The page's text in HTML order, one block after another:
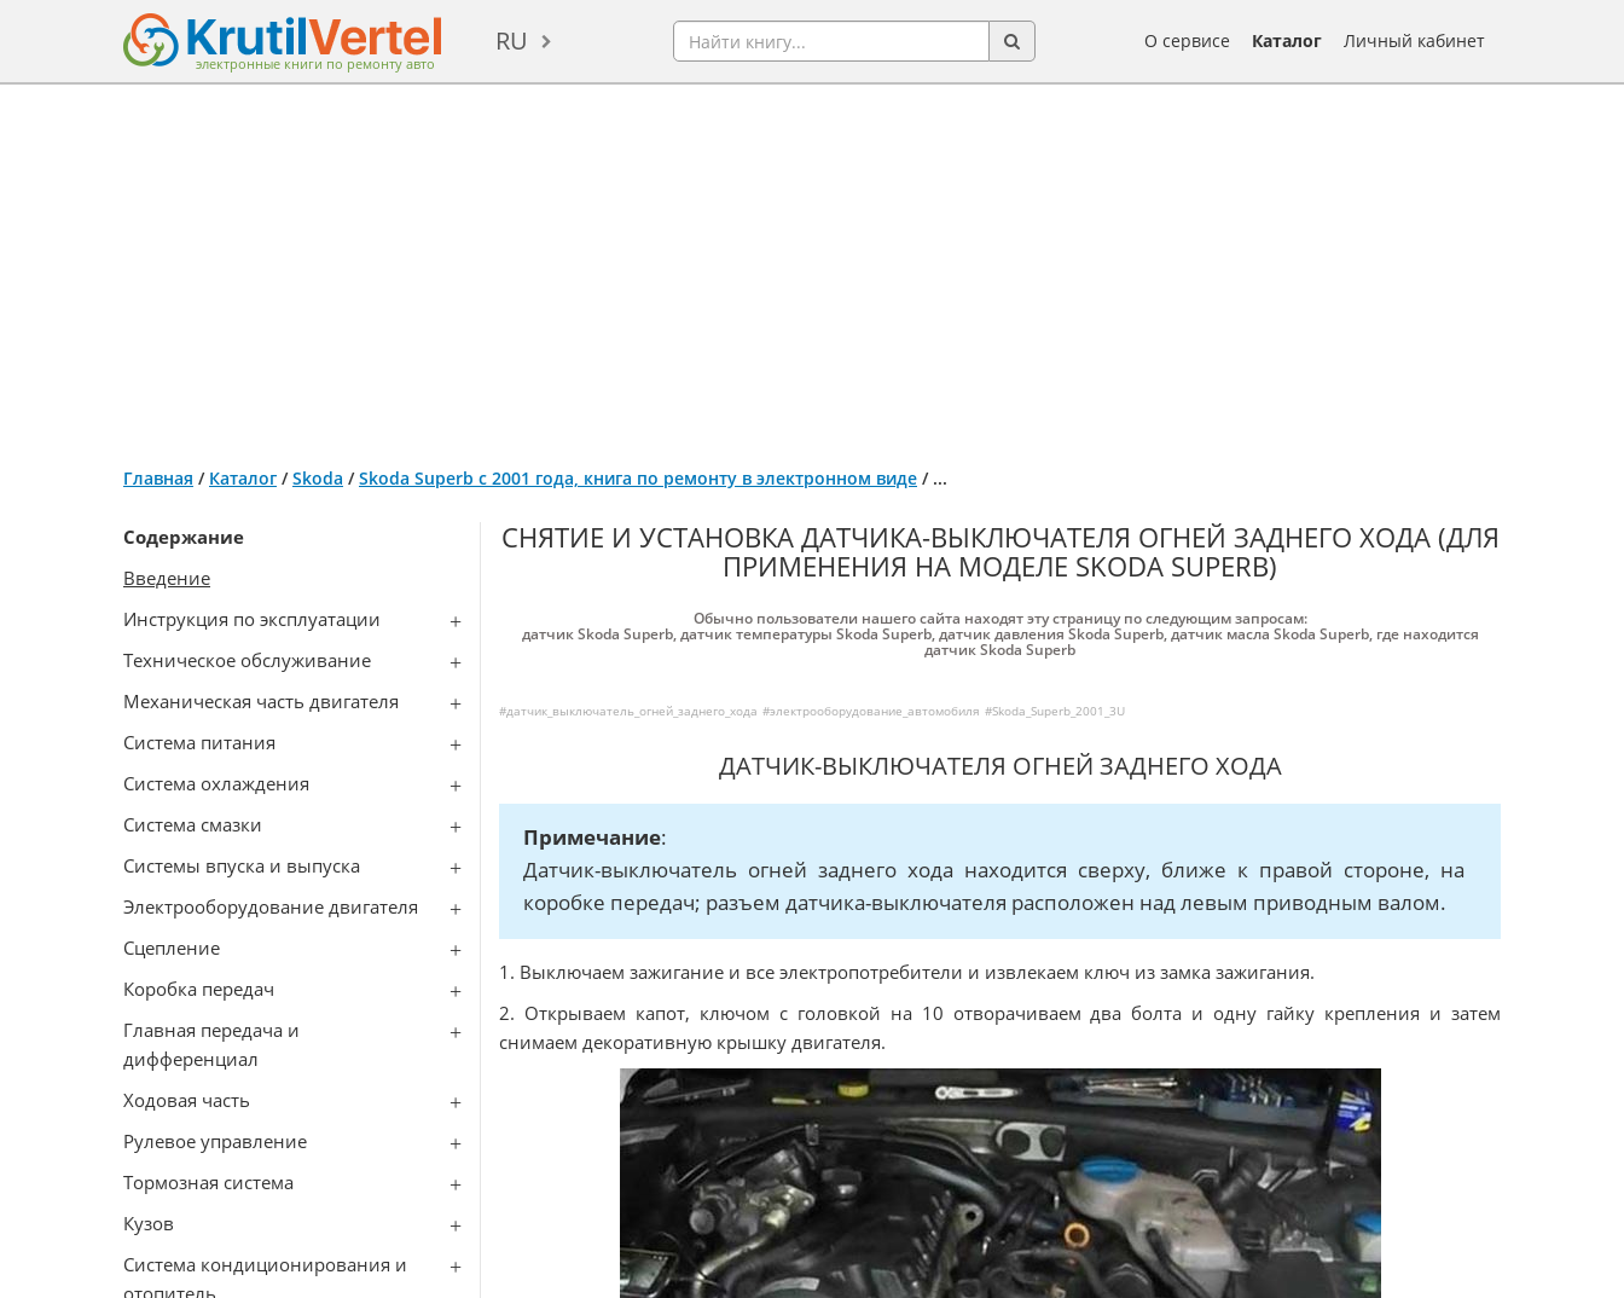
электронные книги по ремонту авто
RU О сервисе Каталог Личный кабинет
Главная / Каталог /Skoda /Skoda Superb с 2001 года, книга по ремонту в электронном виде / ...
Содержание
Введение
Инструкция по эксплуатации
Техническое обслуживание
Механическая часть двигателя
Система питания
Система охлаждения
Система смазки
Системы впуска и выпуска
Электрооборудование двигателя
Сцепление
Коробка передач
Главная передача и
дифференциал
Ходовая часть
Рулевое управление
Тормозная система
Кузов
Система кондиционирования и
отопитель
СНЯТИЕ И УСТАНОВКА ДАТЧИКА-ВЫКЛЮЧАТЕЛЯ ОГНЕЙ ЗАДНЕГО ХОДА (ДЛЯ
ПРИМЕНЕНИЯ НА МОДЕЛЕ SKODA SUPERB)
Обычно пользователи нашего сайта находят эту страницу по следующим запросам:
датчик Skoda Superb,датчик температуры Skoda Superb,датчик давления Skoda Superb,датчик масла Skoda Superb, где находится
датчик Skoda Superb
#датчик_выключатель_огней_заднего_хода #электрооборудование_автомобиля #Skoda_Superb_2001_3U
ДАТЧИК-ВЫКЛЮЧАТЕЛЯ ОГНЕЙ ЗАДНЕГО ХОДА
Примечание:
Датчик-выключатель огней заднего хода находится сверху, ближе к правой стороне, на
коробке передач; разъем датчика-выключателя расположен над левым приводным валом.
1. Выключаем зажигание и все электропотребители и извлекаем ключ из замка зажигания.
2. Открываем капот, ключом с головкой на 10 отворачиваем два болта и одну гайку крепления и затем
снимаем декоративную крышку двигателя.